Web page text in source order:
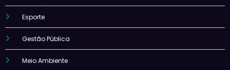
Esporte
Gestão Pública
Meio Ambiente